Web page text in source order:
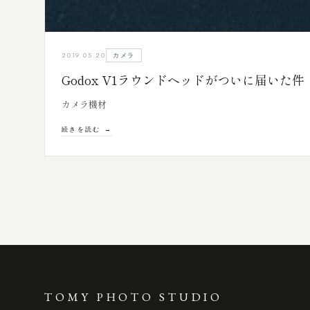
2019.05.20 カメラ
Godox V1ラウンドヘッドがついに届いた件
カメラ機材
続きを読む
TOMY PHOTO STUDIO